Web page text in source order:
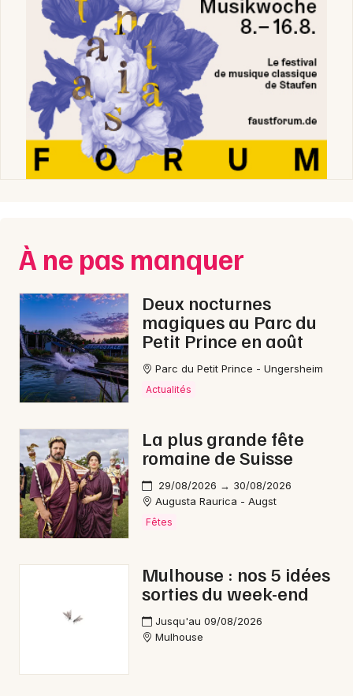
68 - Haut-Rhin
Choisir mes départements
À ne pas manquer
Deux nocturnes
magiques au Parc du
Petit Prince en août
Parc du Petit Prince - Ungersheim
Actualités
La plus grande fête
romaine de Suisse
29/08/2026 → 30/08/2026
Augusta Raurica - Augst
Fêtes
Mulhouse : nos 5 idées
sorties du week-end
Jusqu'au 09/08/2026
Mulhouse